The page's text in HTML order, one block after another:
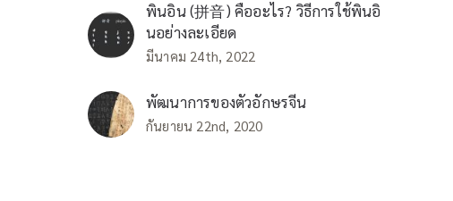
พินอิน (拼音) คืออะไร? วิธีการใช้พินอิ
นอย่างละเอียด
มีนาคม 24th, 2022
พัฒนาการของตัวอักษรจีน
กันยายน 22nd, 2020